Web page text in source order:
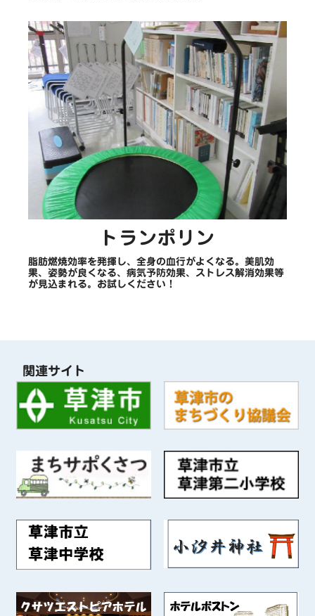
トランポリン
脂肪燃焼効率を発揮し、全身の血行がよくなる。美肌効
果、姿勢が良くなる、病気予防効果、ストレス解消効果等
が見込まれる。お試しください！
関連サイト